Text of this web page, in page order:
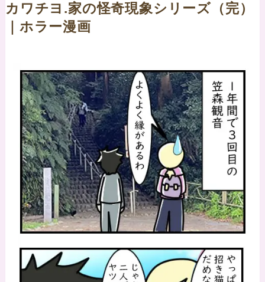
カワチヨ.家の怪奇現象シリーズ（完）
｜ホラー漫画